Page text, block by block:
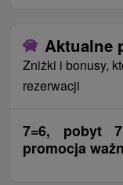
Aktualne
Zniżki i bonusy,
rezerwacji
7=6, pobyt
promocja